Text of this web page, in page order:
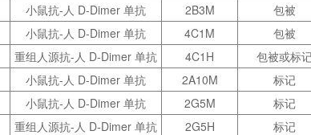
小鼠抗-人 D-Dimer 单抗 2B3M
包被
小鼠抗-人 D-Dimer 单抗 4C1M
包被
重组人源抗-人 D-Dimer 单抗 4C1H
包被或标
小鼠抗-人 D-Dimer 单抗 2A10M
标记
小鼠抗-人 D-Dimer 单抗 2G5M
标记
重组人源抗-人 D-Dimer 单抗 2G5H
标记